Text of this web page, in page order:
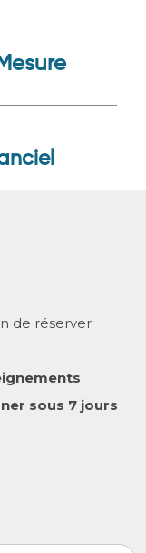
de réserver
sous 7 jours